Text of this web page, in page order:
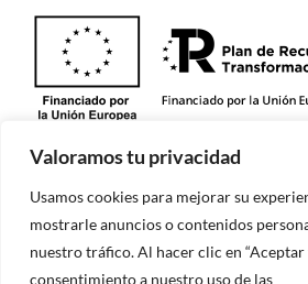
Valoramos tu privacidad
Usamos cookies para mejorar su
mostrarle anuncios o contenidos
nuestro tráfico. Al hacer clic en “Aceptar
consentimiento a nuestro uso de las